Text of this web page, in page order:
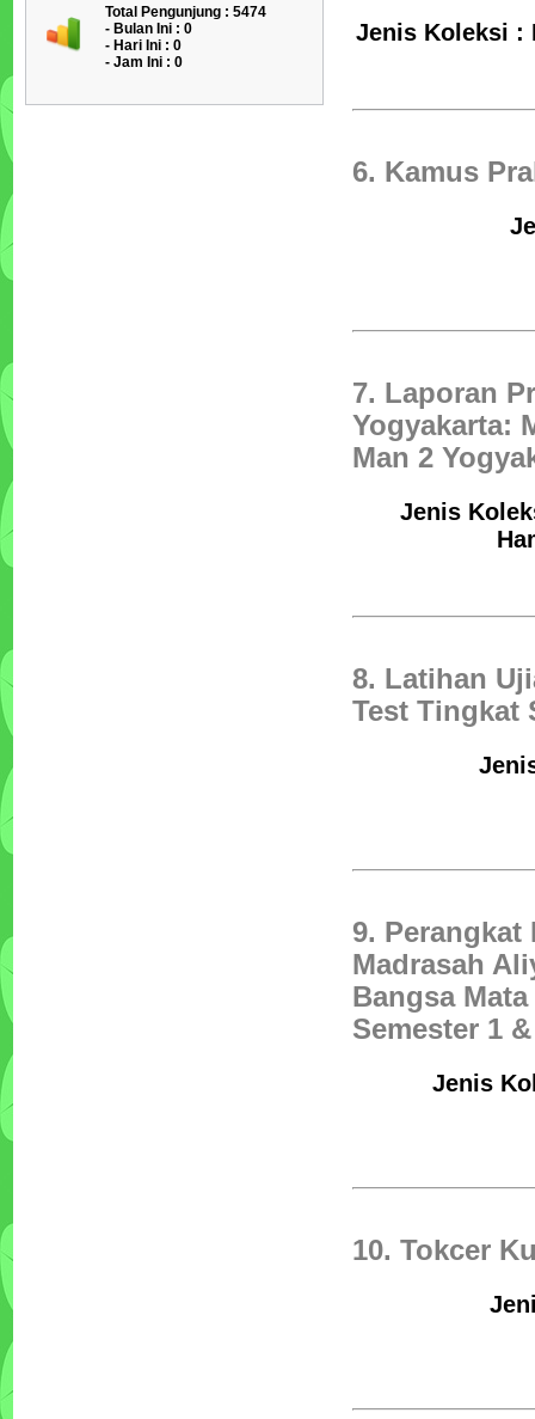
Total Pengunjung : 5474
- Bulan Ini : 0
- Hari Ini : 0
- Jam Ini : 0
Jenis Koleksi :
6. Kamus
7. Laporan
Yogyakarta:
Man 2
Jenis
8. Latihan
Test Tingkat
9. Perangkat
Madrasah
Bangsa
Semester 1
Jenis
10. Tokcer